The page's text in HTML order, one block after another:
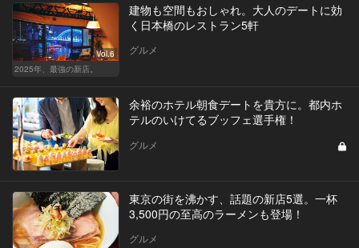
Vol.6
2025年、最強の新店。
建物も空間もおしゃれ。大人のデートに効
く日本橋のレストラン5軒
グルメ
余裕のホテル朝食デートを貴方に。都内ホ
テルのいけてるブッフェ選手権！
グルメ
東京の街を沸かす、話題の新店5選。一杯
3,500円の至高のラーメンも登場！
グルメ